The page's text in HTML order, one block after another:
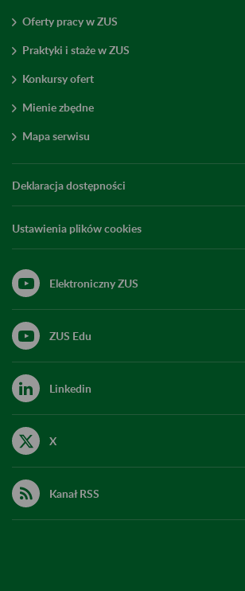
Oferty pracy w ZUS
Praktyki i staże w ZUS
Konkursy ofert
Mienie zbędne
Mapa serwisu
Deklaracja dostępności
Ustawienia plików cookies
Elektroniczny ZUS
ZUS Edu
Linkedin
X
Kanał RSS